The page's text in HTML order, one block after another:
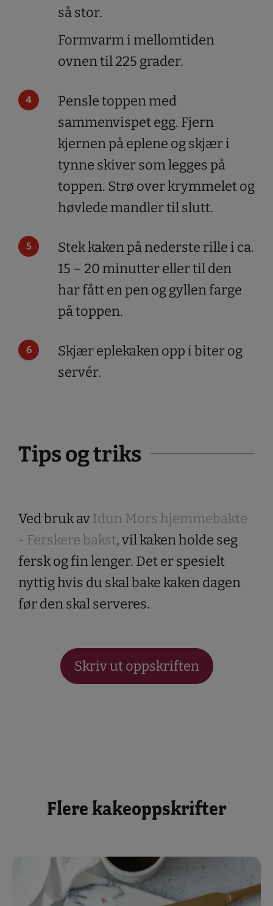
så stor.
Formvarm i mellomtiden
ovnen til 225 grader.
Pensle toppen med
sammenvispet egg. Fjern
kjernen på eplene og skjær i
tynne skiver som legges på
toppen. Strø over krymmelet og
høvlede mandler til slutt.
Stek kaken på nederste rille i ca.
15 – 20 minutter eller til den
har fått en pen og gyllen farge
på toppen.
Skjær eplekaken opp i biter og
servér.
Tips og triks
Ved bruk avIdun Mors hjemmebakte
- Ferskere bakst, vil kaken holde seg
fersk og fin lenger. Det er spesielt
nyttig hvis du skal bake kaken dagen
før den skal serveres.
Skriv ut oppskriften
Flere kakeoppskrifter